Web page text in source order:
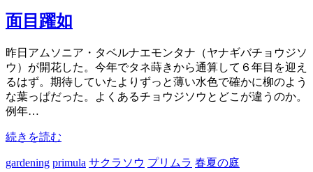
面目躍如
昨日アムソニア・タベルナエモンタナ（ヤナギバチョウジソ
ウ）が開花した。今年でタネ蒔きから通算して６年目を迎え
るはず。期待していたよりずっと薄い水色で確かに柳のよう
な葉っぱだった。よくあるチョウジソウとどこが違うのか。
例年…
続きを読む
gardening primula サクラソウ プリムラ 春夏の庭